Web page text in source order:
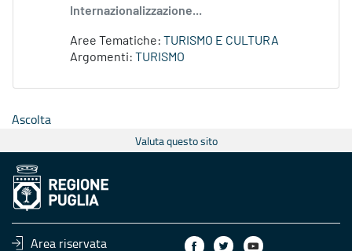
Internazionalizzazione...
Aree Tematiche: TURISMO E CULTURA
Argomenti: TURISMO
Ascolta
Valuta questo sito
Area riservata